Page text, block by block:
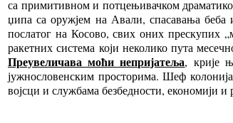
са примитивном и потцењивачком
џипа са оружјем на Авали, спасавања беба
послатог на Косово, свих оних прескупих
ракетних система који неколико пута
Преувеличава моћи непријатеља, крије
јужнословенским просторима. Шеф
војсци и службама безбедности, економији